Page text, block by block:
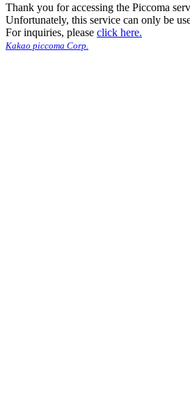
Thank you for accessing the Piccoma
Unfortunately, this service can only be
For inquiries, please click here.
Kakao piccoma Corp.